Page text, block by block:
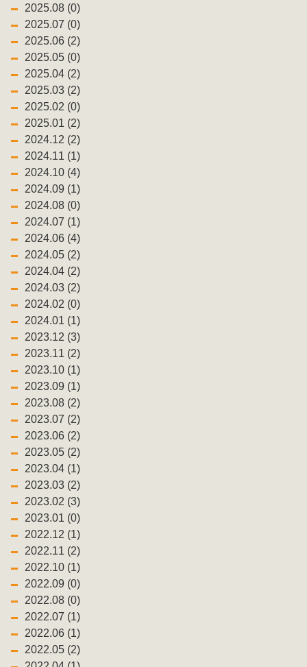
2025.08 (0)
2025.07 (0)
2025.06 (2)
2025.05 (0)
2025.04 (2)
2025.03 (2)
2025.02 (0)
2025.01 (2)
2024.12 (2)
2024.11 (1)
2024.10 (4)
2024.09 (1)
2024.08 (0)
2024.07 (1)
2024.06 (4)
2024.05 (2)
2024.04 (2)
2024.03 (2)
2024.02 (0)
2024.01 (1)
2023.12 (3)
2023.11 (2)
2023.10 (1)
2023.09 (1)
2023.08 (2)
2023.07 (2)
2023.06 (2)
2023.05 (2)
2023.04 (1)
2023.03 (2)
2023.02 (3)
2023.01 (0)
2022.12 (1)
2022.11 (2)
2022.10 (1)
2022.09 (0)
2022.08 (0)
2022.07 (1)
2022.06 (1)
2022.05 (2)